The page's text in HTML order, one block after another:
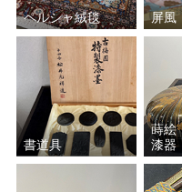
ペルシャ絨毯 屏風
書道具
蒔絵
漆器